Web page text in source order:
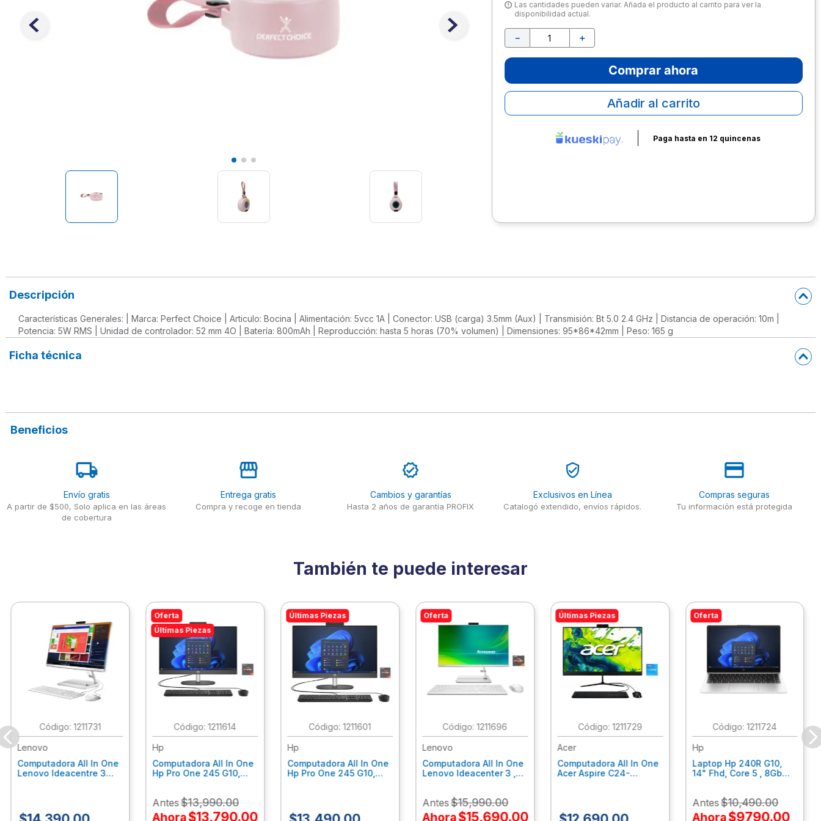
Las cantidades pueden variar. Añada el producto al carrito para ver la
disponibilidad actual.
＋
－
Comprar ahora
Añadir al carrito
Paga hasta en 12 quincenas
Descripción
Características Generales: | Marca: Perfect Choice | Articulo: Bocina | Alimentación: 5vcc 1A | Conector: USB (carga) 3.5mm (Aux) | Transmisión: Bt 5.0 2.4 GHz | Distancia de operación: 10m |
Potencia: 5W RMS | Unidad de controlador: 52 mm 4O | Batería: 800mAh | Reproducción: hasta 5 horas (70% volumen) | Dimensiones: 95*86*42mm | Peso: 165 g
Ficha técnica
Beneficios
Envío gratis
A partir de $500, Solo aplica en las áreas
de cobertura
Entrega gratis
Compra y recoge en tienda
Cambios y garantías
Hasta 2 años de garantía PROFIX
Exclusivos en Línea
Catalogó extendido, envíos rápidos.
Compras seguras
Tu información está protegida
También te puede interesar
:1211731
Lenovo
Computadora All In One
Lenovo Ideacentre 3
F0G1014Ald
Oferta
Últimas Piezas
:1211614
Hp
Computadora All In One
Hp Pro One 245 G10,
Fhd, Win11Home
9P7K6La
Antes$13,990.00
Ahora$13,790.00
Últimas Piezas
:1211601
Hp
Computadora All In One
Hp Pro One 245 G10,
9P7K5La
Oferta
:1211696
Lenovo
Computadora All In One
Lenovo Ideacenter 3 ,
Fhd, Win11 Home
F0G1014Nld
Antes$15,990.00
Ahora$15,690.00
Últimas Piezas
: 1211729
Acer
Computadora All In One
Acer Aspire C24-
Dq.Bmjal.002
Oferta
:1211724
Hp
Laptop Hp 240R G10,
14" Fhd, Core 5 , 8Gb
Antes$10,490.00
Ahora$9790.00
10.